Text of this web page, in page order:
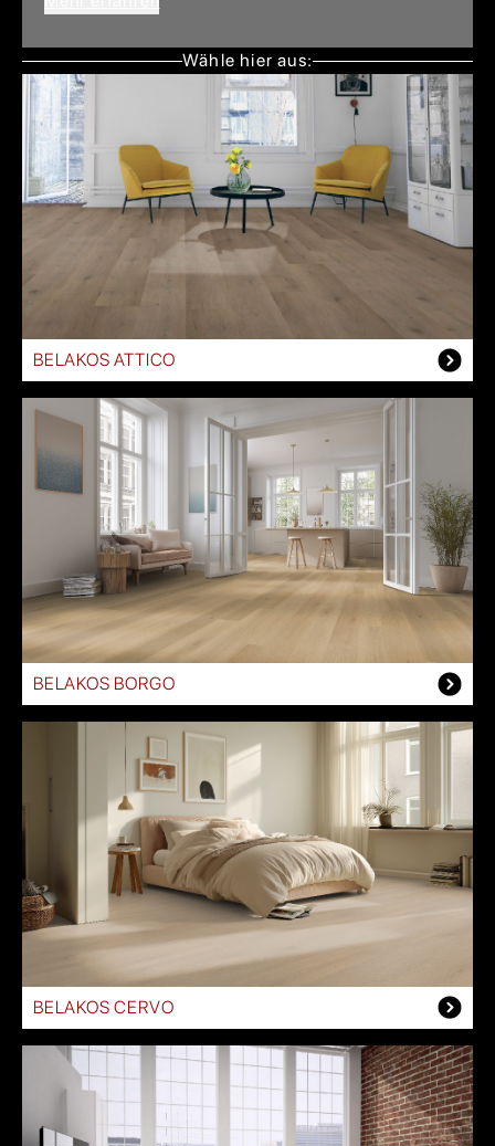
Wähle hier aus:
BELAKOS ATTICO
BELAKOS BORGO
BELAKOS CERVO